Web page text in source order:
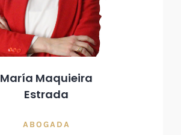
María Maquieira
Estrada
ABOGADA